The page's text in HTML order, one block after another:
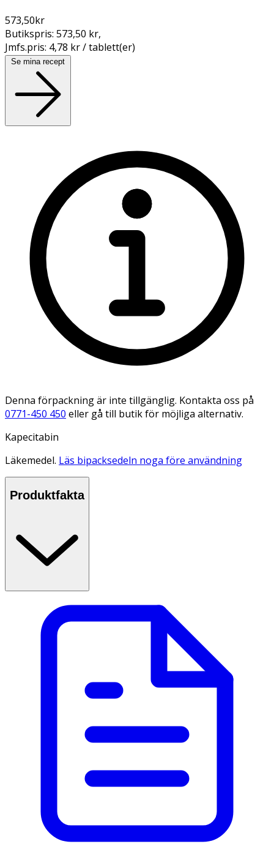
573,50kr
Butikspris: 573,50 kr,
Jmfs.pris: 4,78 kr / tablett(er)
Se mina recept
Denna förpackning är inte tillgänglig. Kontakta oss på
0771-450 450 eller gå till butik för möjliga alternativ.
Kapecitabin
Läkemedel. Läs bipacksedeln noga före användning
Produktfakta